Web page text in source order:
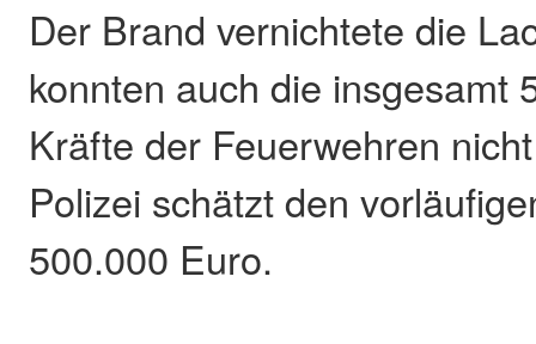
Der Brand vernichtete die
konnten auch die insgesamt
Kräfte der Feuerwehren
Polizei schätzt den
500.000 Euro.